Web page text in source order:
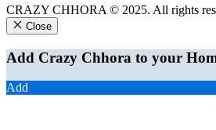
CRAZY CHHORA © 2025. All rights
Close
Add Crazy Chhora to your
Add